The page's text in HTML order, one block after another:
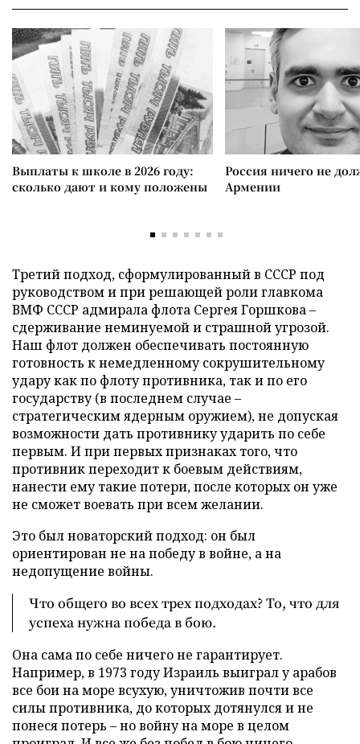
Выплаты к школе в 2026 году:
сколько дают и кому положены
Россия ничего не
Армении
Третий подход, сформулированный в СССР под
руководством и при решающей роли главкома
ВМФ СССР адмирала флота Сергея Горшкова –
сдерживание неминуемой и страшной угрозой.
Наш флот должен обеспечивать постоянную
готовность к немедленному сокрушительному
удару как по флоту противника, так и по его
государству (в последнем случае –
стратегическим ядерным оружием), не допуская
возможности дать противнику ударить по себе
первым. И при первых признаках того, что
противник переходит к боевым действиям,
нанести ему такие потери, после которых он уже
не сможет воевать при всем желании.
Это был новаторский подход: он был
ориентирован не на победу в войне, а на
недопущение войны.
Что общего во всех трех подходах? То, что для
успеха нужна победа в бою.
Она сама по себе ничего не гарантирует.
Например, в 1973 году Израиль выиграл у арабов
все бои на море всухую, уничтожив почти все
силы противника, до которых дотянулся и не
понеся потерь – но войну на море в целом